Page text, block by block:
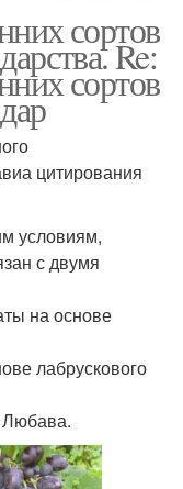
в россии
сортов
Re:
сортов
цитирования
условиям,
с двумя
на основе
лабрускового